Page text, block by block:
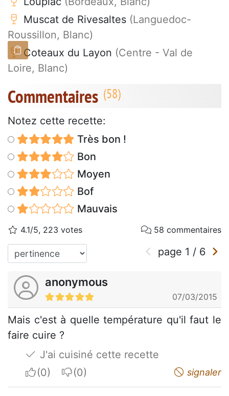
Muscat de Rivesaltes (Languedoc-
Roussillon, Blanc)
Coteaux du Layon (Centre - Val de
Loire, Blanc)
Commentaires
Notez cette recette:
Très bon !
Bon
Moyen
Bof
Mauvais
4.1/5, 223 votes 58 commentaires
page 1 / 6
anonymous
07/03/2015
Mais c'est à quelle température qu'il faut le
faire cuire ?
J'ai cuisiné cette recette
I apreciateI do not appreciate signaler